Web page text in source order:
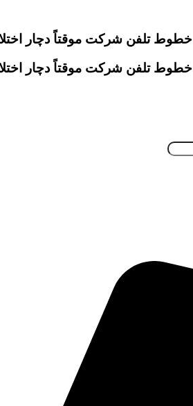
خطوط تلفن شرکت موقتاً دچار اختلال هستند.
خطوط تلفن شرکت موقتاً دچار اختلال هستند.